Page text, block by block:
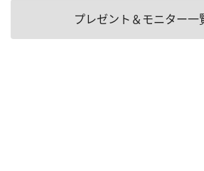
プレゼント＆モニター一